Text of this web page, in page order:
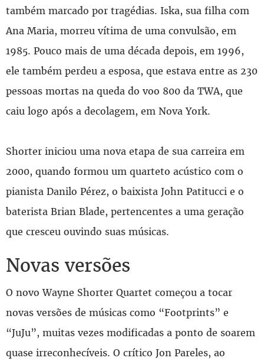
também marcado por tragédias. Iska, sua filha com
Ana Maria, morreu vítima de uma convulsão, em
1985. Pouco mais de uma década depois, em 1996,
ele também perdeu a esposa, que estava entre as 230
pessoas mortas na queda do voo 800 da TWA, que
caiu logo após a decolagem, em Nova York.
Shorter iniciou uma nova etapa de sua carreira em
2000, quando formou um quarteto acústico com o
pianista Danilo Pérez, o baixista John Patitucci e o
baterista Brian Blade, pertencentes a uma geração
que cresceu ouvindo suas músicas.
Novas versões
O novo Wayne Shorter Quartet começou a tocar
novas versões de músicas como “Footprints” e
“JuJu”, muitas vezes modificadas a ponto de soarem
quase irreconhecíveis. O crítico Jon Pareles, ao